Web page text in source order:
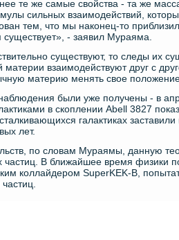
те же самые свойства - та же
сильных взаимодействий,
тем, что мы наконец-то
- заявил Мураяма.
существуют, то следы их
взаимодействуют друг с
материю менять свое
были уже получены - в
в скоплении Abell 3827
галактиках заставили
лет.
по словам Мураямы, данную
частиц. В ближайшее время физики
коллайдером SuperKEK-B,